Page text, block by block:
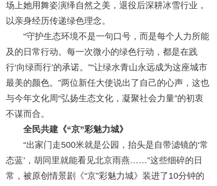
场上她用舞姿演绎自然之美，退役后深耕冰雪行业，
以亲身经历传递绿色理念。
“守护生态环境不是一句口号，而是每个人力所能
及的日常行动。每一次微小的绿色行动，都是在践
行‘向绿而行’的承诺。”“让绿水青山永远成为这座城市
最美的颜色。”两位新任大使说出了自己的心声，这也
与今年文化周“弘扬生态文化，凝聚社会力量”的初衷
不谋而合。
全民共建《“京”彩魅力城》
“出家门走500米就是公园，抬头是自带滤镜的‘常
态蓝’，胡同里就能看见北京雨燕……”这些细碎的日
常，被原创情景剧《“京”彩魅力城》装进了10分钟的